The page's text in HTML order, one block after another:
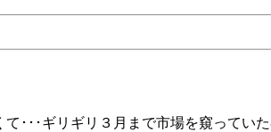
･･ギリギリ３月まで市場を窺ってい